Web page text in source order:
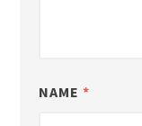
NAME *